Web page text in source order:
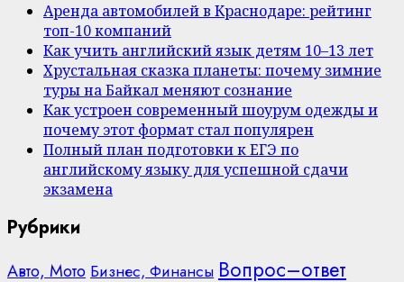
Аренда автомобилей в Краснодаре: рейтинг
топ-10 компаний
Как учить английский язык детям 10–13 лет
Хрустальная сказка планеты: почему зимние
туры на Байкал меняют сознание
Как устроен современный шоурум одежды и
почему этот формат стал популярен
Полный план подготовки к ЕГЭ по
английскому языку для успешной сдачи
экзамена
Рубрики
Авто, МотоБизнес, Финансы Вопрос–ответ